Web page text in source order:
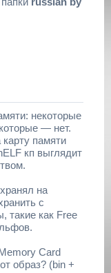
некоторые
— нет.
памяти
кп выглядит
на
с
такие как Free
Card
образ? (bin +